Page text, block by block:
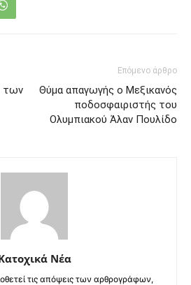
των
Επόμενο άρθρο
Θύμα απαγωγής ο Μεξικανός
ποδοσφαιριστής του
Ολυμπιακού Άλαν Πουλίδο
Νέα
τις απόψεις των αρθρογράφων,